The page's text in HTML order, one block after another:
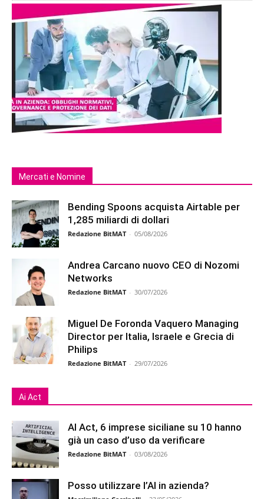
Mercati e Nomine
Bending Spoons acquista Airtable per
1,285 miliardi di dollari
Redazione BitMAT - 05/08/2026
Andrea Carcano nuovo CEO di Nozomi
Networks
Redazione BitMAT - 30/07/2026
Miguel De Foronda Vaquero Managing
Director per Italia, Israele e Grecia di
Philips
Redazione BitMAT - 29/07/2026
Ai Act
AI Act, 6 imprese siciliane su 10 hanno
già un caso d’uso da verificare
Redazione BitMAT - 03/08/2026
Posso utilizzare l’AI in azienda?